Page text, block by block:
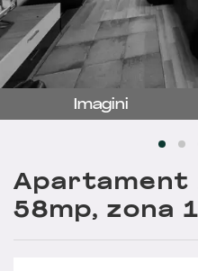
Imagini
Apartament
58mp, zona